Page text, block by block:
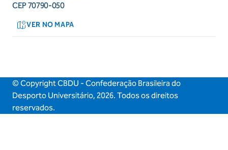
CEP 70790-050
VER NO MAPA
© Copyright CBDU - Confederação Brasileira do
Desporto Universitário, 2026. Todos os direitos
reservados.